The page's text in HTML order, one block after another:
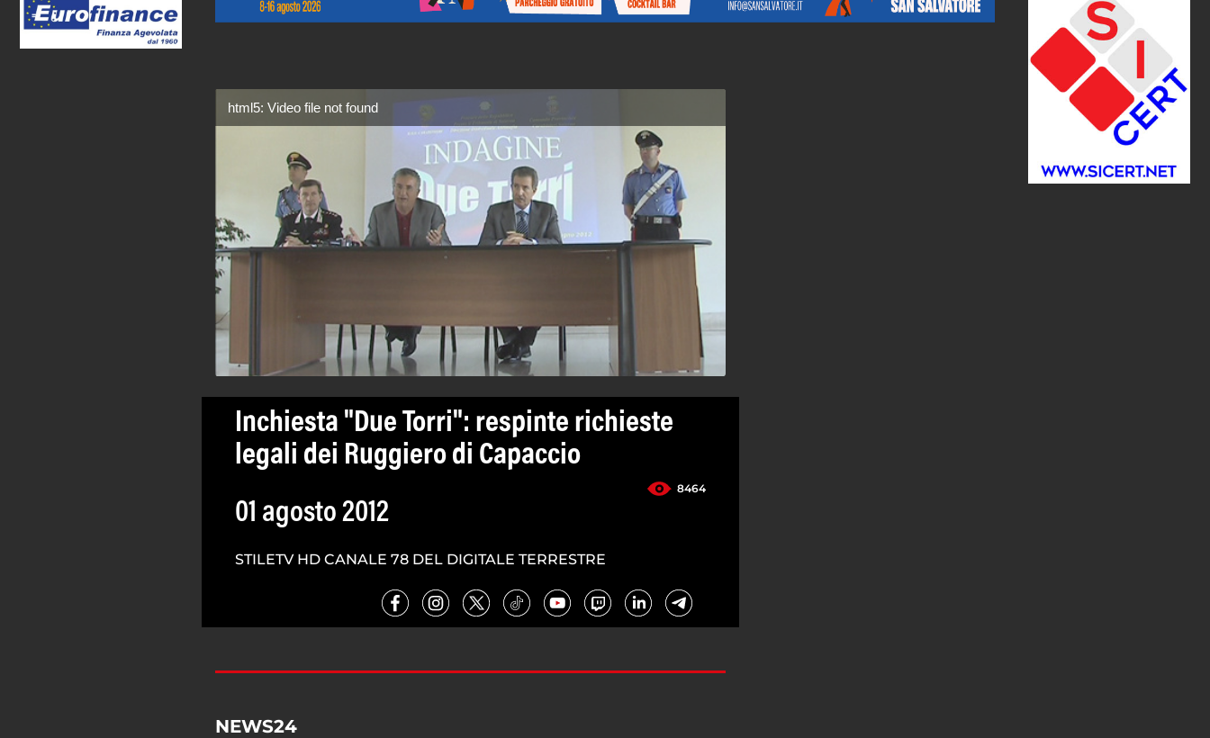
html5: Video file not found
Inchiesta "Due Torri": respinte richieste
legali dei Ruggiero di Capaccio
8464
01 agosto 2012
STILETV HD CANALE 78 DEL DIGITALE TERRESTRE
NEWS24